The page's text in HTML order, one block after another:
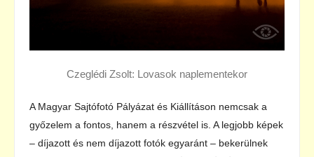
Czeglédi Zsolt: Lovasok naplementekor
A Magyar Sajtófotó Pályázat és Kiállításon nemcsak a
győzelem a fontos, hanem a részvétel is. A legjobb képek
– díjazott és nem díjazott fotók egyaránt – bekerülnek